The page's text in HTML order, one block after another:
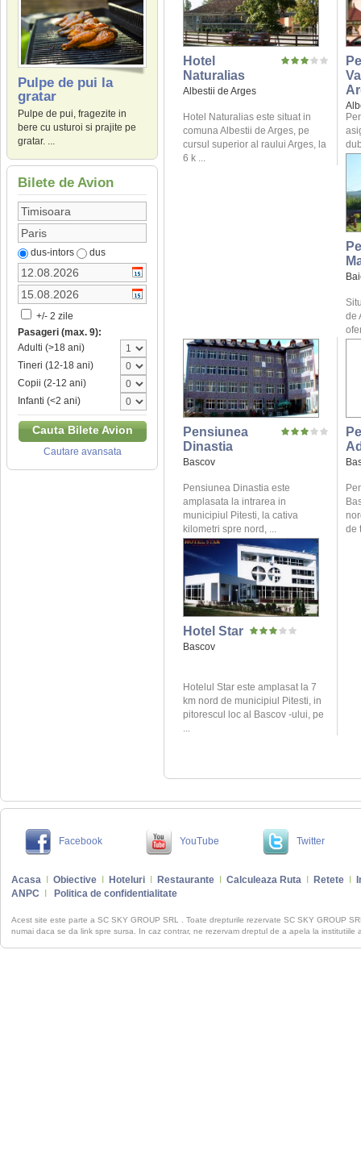
Pulpe de pui la
gratar
Pulpe de pui, fragezite in
bere cu usturoi si prajite pe
gratar. ...
Bilete de Avion
dus-intors dus
+/- 2 zile
Pasageri (max. 9):
Adulti (>18 ani)
Tineri (12-18 ani)
Copii (2-12 ani)
Infanti (<2 ani)
Cauta Bilete Avion
Cautare avansata
Hotel
Naturalias
Albestii de Arges
Hotel Naturalias este situat in
comuna Albestii de Arges, pe
cursul superior al raului Arges, la
6 k ...
de
Pensiunea
Dinastia
Bascov
Pensiunea Dinastia este
amplasata la intrarea in
municipiul Pitesti, la cativa
kilometri spre nord, ...
de
Hotel Star
Bascov
Hotelul Star este amplasat la 7
km nord de municipiul Pitesti, in
pitorescul loc al Bascov -ului, pe
...
Facebook YouTube Twitter
Acasa Obiective Hoteluri Restaurante Calculeaza Ruta Retete
ANPC
Politica de confidentialitate
Acest site este parte a SC SKY GROUP SRL . Toate drepturile rezervate SC SKY GROUP
numai daca se da link spre sursa. In caz contrar, ne rezervam dreptul de a apela la institutiile